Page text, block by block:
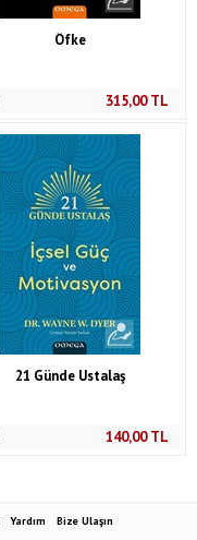
Öfke
315,00TL
21 Günde Ustalaş
140,00TL
Yardım
Bize Ulaşın